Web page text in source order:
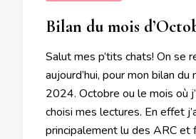
Bilan du mois
Salut mes p’tits chats! On se
aujourd’hui, pour mon bilan du
2024. Octobre ou le mois où
choisi mes lectures. En effet
principalement lu des ARC et